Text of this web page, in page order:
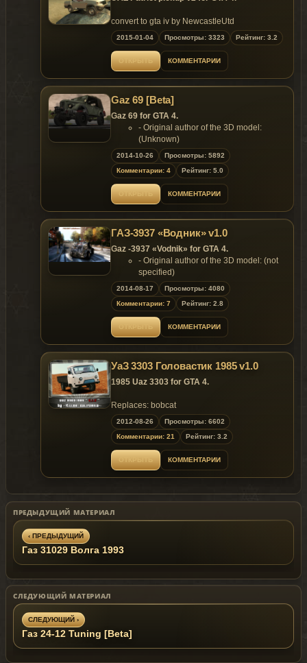
convert to gta iv by NewcastleUtd
Another wheels.2 extras
Replaces:Cavalcade
2015-01-04 Просмотры: 3323 Рейтинг: 3.2
ОТКРЫТЬ КОММЕНТАРИИ
Gaz 69 [Beta]
Gaz 69 for GTA 4.
- Original author of the 3D model:
(Unknown)
- Converted & Edited by Mr. Poher
Features of model:
- Quality highly detailed model;
- SupportPaintjob;
- Body [CLR:1] wheel [CLR:2].
Replaces: any car
2014-10-26
Просмотры: 5892
Комментарии: 4
Рейтинг: 5.0
ОТКРЫТЬ КОММЕНТАРИИ
ГАЗ-3937 «Водник» v1.0
Gaz -3937 «Vodnik» for GTA 4.
- Original author of the 3D model: (not
specified)
- Converted to GTA 4 by: NokaS
Features:
- Model support all features of the
game.
Replaces: any car
2014-08-17
Просмотры: 4080
Комментарии: 7
Рейтинг: 2.8
ОТКРЫТЬ КОММЕНТАРИИ
УаЗ 3303 Головастик 1985 v1.0
1985 Uaz 3303 for GTA 4.
Replaces: bobcat
Model is exclusive toGtaMania
01.09.2012 !
~ GTAMANIA EXCLUSIVE ~
2012-08-26
Просмотры: 6602
Комментарии: 21
Рейтинг: 3.2
ОТКРЫТЬ КОММЕНТАРИИ
ПРЕДЫДУЩИЙ МАТЕРИАЛ
‹ ПРЕДЫДУЩИЙ
Газ 31029 Волга 1993
СЛЕДУЮЩИЙ МАТЕРИАЛ
СЛЕДУЮЩИЙ ›
Газ 24-12 Tuning [Beta]